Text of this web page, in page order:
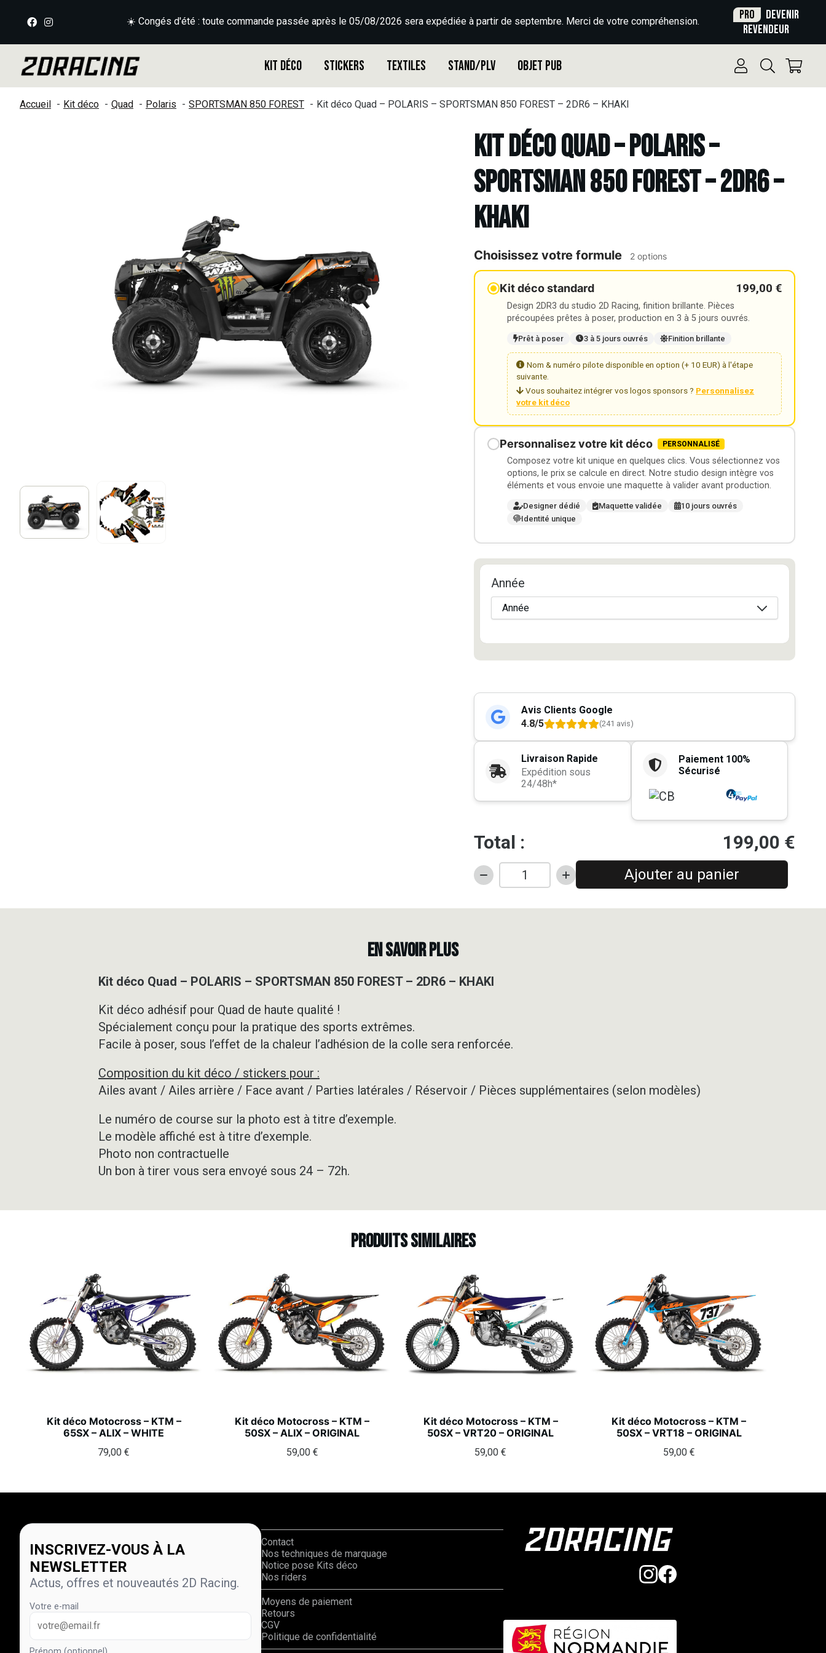
☀️ Congés d'été : toute commande passée après le 05/08/2026 sera expédiée à partir de septembre. Merci de votre compréhension. Pro
Devenir
revendeur
Kit déco Stickers Textiles Stand/PLV Objet Pub
Accueil Kit déco Quad Polaris SPORTSMAN 850 FOREST Kit déco Quad – POLARIS – SPORTSMAN 850 FOREST – 2DR6 – KHAKI
Kit déco Quad – POLARIS –
SPORTSMAN 850 FOREST – 2DR6 –
KHAKI
Choisissez votre formule 2 options
Kit déco standard 199,00 €
Design 2DR3 du studio 2D Racing, finition brillante. Pièces
précoupées prêtes à poser, production en 3 à 5 jours ouvrés.
Prêt à poser 3 à 5 jours ouvrés Finition brillante
Nom & numéro pilote disponible en option (+ 10 EUR) à l'étape
suivante.
Vous souhaitez intégrer vos logos sponsors ? Personnalisez
votre kit déco
Personnalisez votre kit déco PERSONNALISÉ
Composez votre kit unique en quelques clics. Vous sélectionnez vos
options, le prix se calcule en direct. Notre studio design intègre vos
éléments et vous envoie une maquette à valider avant production.
Designer dédié Maquette validée
10 jours ouvrés
Identité unique
Année
Avis Clients Google
4.8/5
(241 avis)
Livraison Rapide
Expédition sous
24/48h*
Paiement 100%
Sécurisé
Total : 199,00 €
quantité
Kit
-
-
KHAKI
Ajouter au panier
EN SAVOIR PLUS
Kit déco Quad – POLARIS – SPORTSMAN 850 FOREST – 2DR6 – KHAKI
Kit déco adhésif pour Quad de haute qualité !
Spécialement conçu pour la pratique des sports extrêmes.
Facile à poser, sous l’effet de la chaleur l’adhésion de la colle sera renforcée.
Composition du kit déco / stickers pour :
Ailes avant / Ailes arrière / Face avant / Parties latérales / Réservoir / Pièces supplémentaires (selon modèles)
Le numéro de course sur la photo est à titre d’exemple.
Le modèle affiché est à titre d’exemple.
Photo non contractuelle
Un bon à tirer vous sera envoyé sous 24 – 72h.
Produits similaires
Kit déco Motocross – KTM –
65SX – ALIX – WHITE
79,00€
Kit déco Motocross – KTM –
50SX – ALIX – ORIGINAL
59,00 €
Kit déco Motocross – KTM –
50SX – VRT20 – ORIGINAL
59,00€
Kit déco Motocross – KTM –
50SX – VRT18 – ORIGINAL
59,00 €
INSCRIVEZ-VOUS À LA
NEWSLETTER
Actus, offres et nouveautés 2D Racing.
Votre e-mail
Contact
Nos techniques de marquage
Notice pose Kits déco
Nos riders
Moyens de paiement
Retours
CGV
Politique de confidentialité